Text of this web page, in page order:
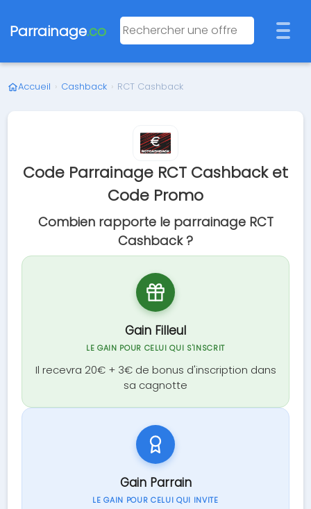
Parrainage.co
Accueil › Cashback › RCT Cashback
Code Parrainage RCT Cashback et
Code Promo
Combien rapporte le parrainage RCT
Cashback ?
Gain Filleul
LE GAIN POUR CELUI QUI S'INSCRIT
Il recevra 20€ + 3€ de bonus d'inscription dans
sa cagnotte
Gain Parrain
LE GAIN POUR CELUI QUI INVITE